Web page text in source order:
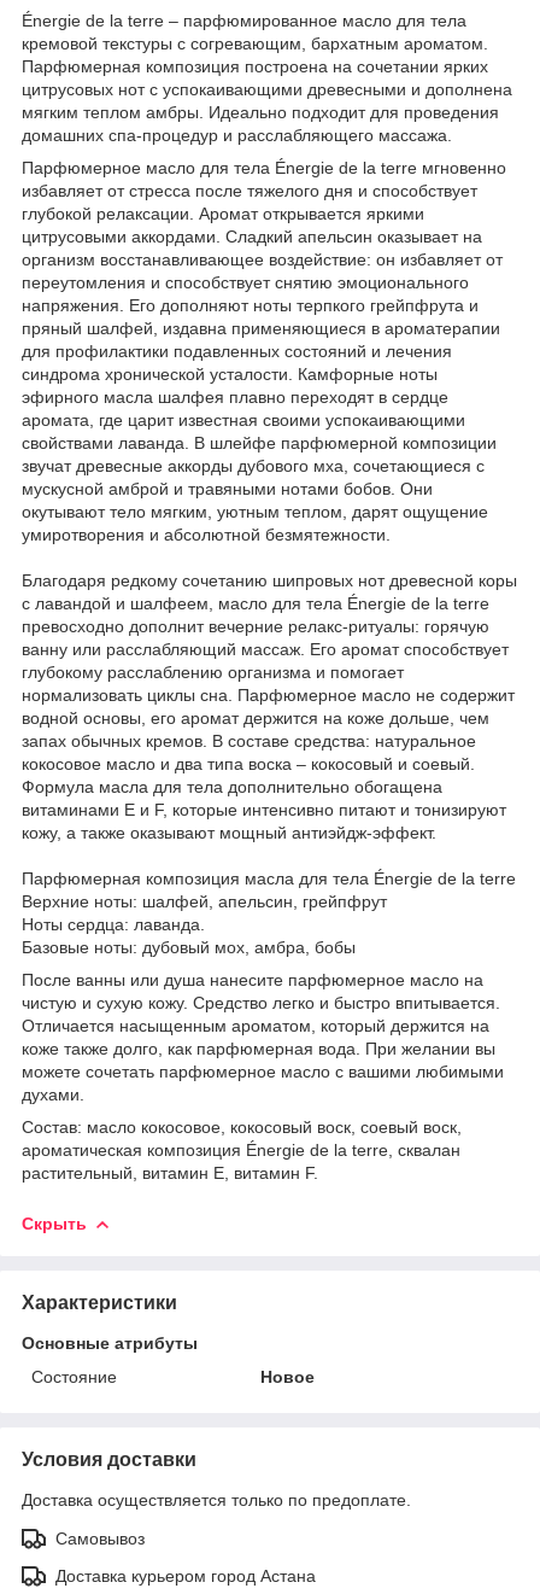
Énergie de la terre – парфюмированное масло для тела
кремовой текстуры с согревающим, бархатным ароматом.
Парфюмерная композиция построена на сочетании ярких
цитрусовых нот с успокаивающими древесными и дополнена
мягким теплом амбры. Идеально подходит для проведения
домашних спа-процедур и расслабляющего массажа.
Парфюмерное масло для тела Énergie de la terre мгновенно
избавляет от стресса после тяжелого дня и способствует
глубокой релаксации. Аромат открывается яркими
цитрусовыми аккордами. Сладкий апельсин оказывает на
организм восстанавливающее воздействие: он избавляет от
переутомления и способствует снятию эмоционального
напряжения. Его дополняют ноты терпкого грейпфрута и
пряный шалфей, издавна применяющиеся в ароматерапии
для профилактики подавленных состояний и лечения
синдрома хронической усталости. Камфорные ноты
эфирного масла шалфея плавно переходят в сердце
аромата, где царит известная своими успокаивающими
свойствами лаванда. В шлейфе парфюмерной композиции
звучат древесные аккорды дубового мха, сочетающиеся с
мускусной амброй и травяными нотами бобов. Они
окутывают тело мягким, уютным теплом, дарят ощущение
умиротворения и абсолютной безмятежности.
Благодаря редкому сочетанию шипровых нот древесной коры
с лавандой и шалфеем, масло для тела Énergie de la terre
превосходно дополнит вечерние релакс-ритуалы: горячую
ванну или расслабляющий массаж. Его аромат способствует
глубокому расслаблению организма и помогает
нормализовать циклы сна. Парфюмерное масло не содержит
водной основы, его аромат держится на коже дольше, чем
запах обычных кремов. В составе средства: натуральное
кокосовое масло и два типа воска – кокосовый и соевый.
Формула масла для тела дополнительно обогащена
витаминами Е и F, которые интенсивно питают и тонизируют
кожу, а также оказывают мощный антиэйдж-эффект.
Парфюмерная композиция масла для тела Énergie de la terre
Верхние ноты: шалфей, апельсин, грейпфрут
Ноты сердца: лаванда.
Базовые ноты: дубовый мох, амбра, бобы
После ванны или душа нанесите парфюмерное масло на
чистую и сухую кожу. Средство легко и быстро впитывается.
Отличается насыщенным ароматом, который держится на
коже также долго, как парфюмерная вода. При желании вы
можете сочетать парфюмерное масло с вашими любимыми
духами.
Состав: масло кокосовое, кокосовый воск, соевый воск,
ароматическая композиция Énergie de la terre, сквалан
растительный, витамин Е, витамин F.
Скрыть
Характеристики
Основные атрибуты
Состояние
Новое
Условия доставки
Доставка осуществляется только по предоплате.
Самовывоз
Доставка курьером город Астана